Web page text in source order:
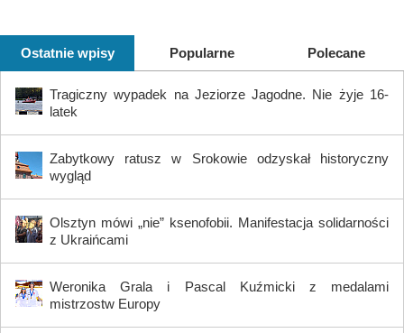
Ostatnie wpisy Popularne Polecane
Tragiczny wypadek na Jeziorze Jagodne. Nie żyje 16-
latek
Zabytkowy ratusz w Srokowie odzyskał historyczny
wygląd
Olsztyn mówi „nie” ksenofobii. Manifestacja solidarności
z Ukraińcami
Weronika Grala i Pascal Kuźmicki z medalami
mistrzostw Europy